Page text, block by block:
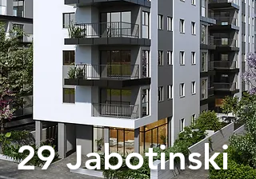
29 Jabotinski